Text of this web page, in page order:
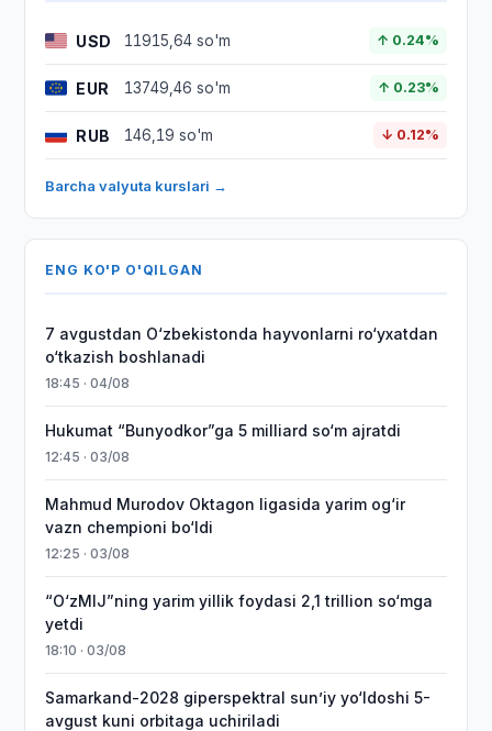
USD 11915,64 so'm ↑ 0.24%
EUR 13749,46 so'm ↑ 0.23%
RUB 146,19 so'm ↓ 0.12%
Barcha valyuta kurslari →
ENG KO'P O'QILGAN
7 avgustdan O‘zbekistonda hayvonlarni ro‘yxatdan
o‘tkazish boshlanadi
18:45 · 04/08
Hukumat “Bunyodkor”ga 5 milliard so‘m ajratdi
12:45 · 03/08
Mahmud Murodov Oktagon ligasida yarim og‘ir
vazn chempioni bo‘ldi
12:25 · 03/08
“O‘zMIJ”ning yarim yillik foydasi 2,1 trillion so‘mga
yetdi
18:10 · 03/08
Samarkand-2028 giperspektral sun’iy yo‘ldoshi 5-
avgust kuni orbitaga uchiriladi